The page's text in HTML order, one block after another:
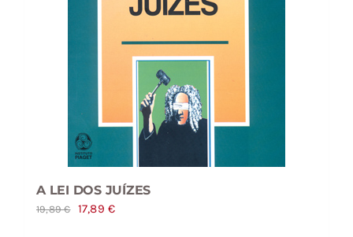
A LEI DOS JUÍZES
19,89€
O
17,89€O